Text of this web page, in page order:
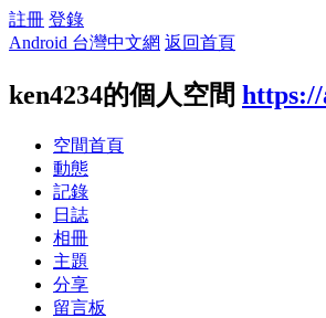
註冊 登錄
Android 台灣中文網 返回首頁
ken4234的個人空間 https://
空間首頁
動態
記錄
日誌
相冊
主題
分享
留言板